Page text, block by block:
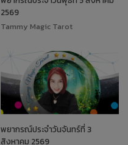
2569
Tammy Magic Tarot
พยากรณ์ประจำวันจันทร์ที่ 3
สิงหาคม 2569